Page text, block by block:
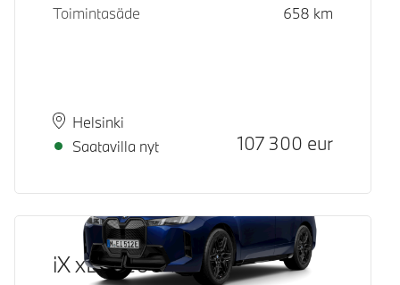
Toimintasäde
658 km
Paikkakunta
Helsinki
Toimitusaika
Saatavilla nyt
Hinta
107 300 eur
iX xDrive60